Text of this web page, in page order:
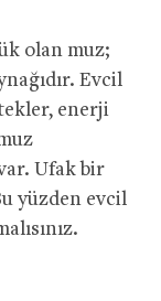
olan muz;
Evcil
enerji
Ufak bir
yüzden evcil